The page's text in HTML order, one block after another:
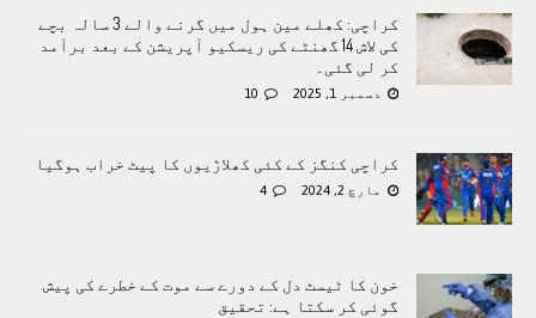
کراچی: کھلے مین ہول میں گرنے والے 3 سالہ بچے
کی لاش 14 گھنٹے کی ریسکیو آپریشن کے بعد برآمد
کر لی گئی۔
دسمبر 1, 2025 10
کراچی کنگز کے کئی کھلاڑیوں کا پیٹ خراب ہوگیا
مارچ 2, 2024 4
خون کا ٹیسٹ دل کے دورے سے موت کے خطرے کی پیش
گوئی کر سکتا ہے: تحقیق